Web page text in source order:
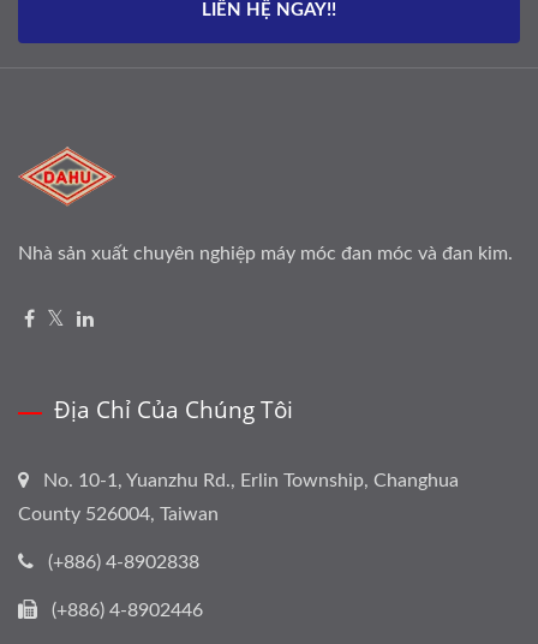
LIÊN HỆ NGAY!!
Nhà sản xuất chuyên nghiệp máy móc đan móc và đan kim.
Địa Chỉ Của Chúng Tôi
No. 10-1, Yuanzhu Rd., Erlin Township, Changhua
County 526004, Taiwan
(+886) 4-8902838
(+886) 4-8902446